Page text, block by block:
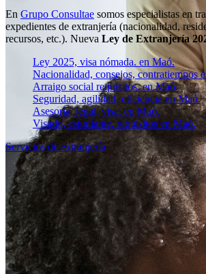
En Grupo Consultae somos especialistas en
expedientes de extranjería (nacionalidad,
recursos, etc.). Nueva Ley de Extranjería
Ley 2025, visa nómada. en Maó.
Nacionalidad, consejos, contratiempos
Arraigo social requisitos. en Maó.
Seguridad, agilidad, eficiencia en Maó.
Asesoría, legal, visa. en Maó.
Visado, estudiante, requisitos en Maó.
Servicios de extranjería